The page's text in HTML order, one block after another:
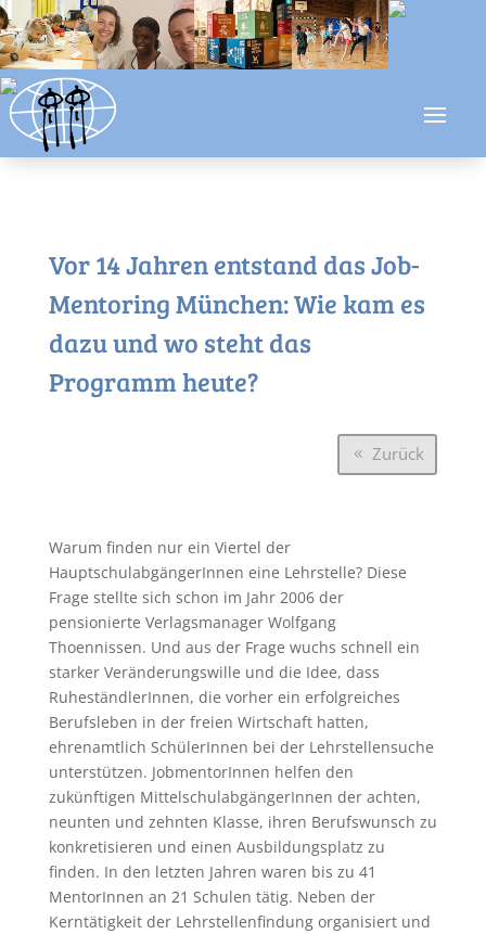
Vor 14 Jahren entstand das Job-
Mentoring München: Wie kam es
dazu und wo steht das
Programm heute?
Zurück
Warum finden nur ein Viertel der
HauptschulabgängerInnen eine Lehrstelle? Diese
Frage stellte sich schon im Jahr 2006 der
pensionierte Verlagsmanager Wolfgang
Thoennissen. Und aus der Frage wuchs schnell ein
starker Veränderungswille und die Idee, dass
RuheständlerInnen, die vorher ein erfolgreiches
Berufsleben in der freien Wirtschaft hatten,
ehrenamtlich SchülerInnen bei der Lehrstellensuche
unterstützen. JobmentorInnen helfen den
zukünftigen MittelschulabgängerInnen der achten,
neunten und zehnten Klasse, ihren Berufswunsch zu
konkretisieren und einen Ausbildungsplatz zu
finden. In den letzten Jahren waren bis zu 41
MentorInnen an 21 Schulen tätig. Neben der
Kerntätigkeit der Lehrstellenfindung organisiert und